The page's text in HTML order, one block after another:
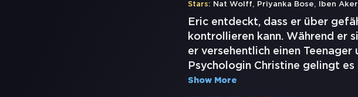
Stars: Nat Wolff, Priyanka Bose, Iben
Eric entdeckt, dass er über
kontrollieren kann. Während er
er versehentlich einen
Psychologin Christine gelingt es
Show More